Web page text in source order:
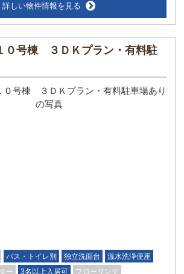
詳しい物件情報を見る
０号棟 ３ＤＫプラン・有料駐
バス・トイレ別 独立洗面台
温水洗浄便座
ー 3名以上入居可 フローリング